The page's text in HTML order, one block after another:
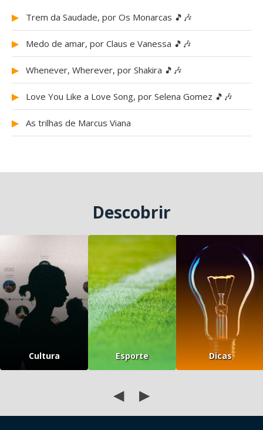
▶ Trem da Saudade, por Os Monarcas 🎵🎶
▶ Medo de amar, por Claus e Vanessa 🎵🎶
▶ Whenever, Wherever, por Shakira 🎵🎶
▶ Love You Like a Love Song, por Selena Gomez 🎵🎶
▶ As trilhas de Marcus Viana
Descobrir
Cultura Esporte Dicas
◀ ▶